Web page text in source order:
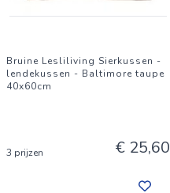
Bruine Lesliliving Sierkussen -
lendekussen - Baltimore taupe
40x60cm
3 prijzen € 25,60